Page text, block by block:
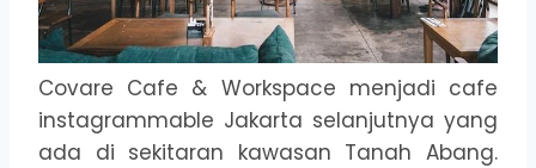
Covare Cafe & Workspace menjadi cafe
instagrammable Jakarta selanjutnya yang
ada di sekitaran kawasan Tanah Abang.